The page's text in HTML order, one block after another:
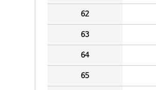
62
63
64
65